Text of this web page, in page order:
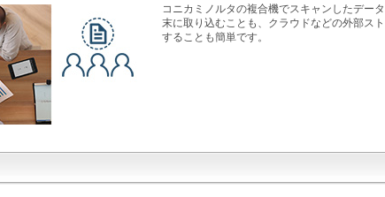
コニカミノルタの複合機でスキャンしたデー
末に取り込むことも、クラウドなどの外部ス
することも簡単です。